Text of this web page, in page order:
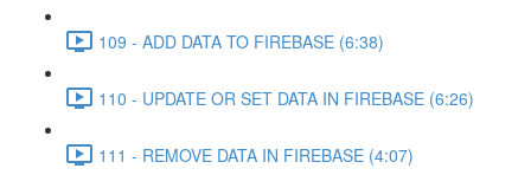
109 - ADD DATA TO FIREBASE (6:38)
110 - UPDATE OR SET DATA IN FIREBASE (6:26)
111 - REMOVE DATA IN FIREBASE (4:07)